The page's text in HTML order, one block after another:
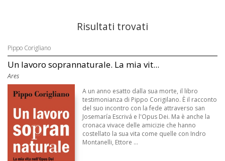
Risultati trovati
Pippo Corigliano
Un lavoro soprannaturale. La mia vit...
Ares
A un anno esatto dalla sua morte, il libro
testimonianza di Pippo Corigilano. È il racconto
del suo incontro con la fede attraverso san
Josemaría Escrivá e l'Opus Dei. Ma è anche la
cronaca vivace delle amicizie che hanno
costellato la sua vita come quelle con Indro
Montanelli, Ettore ...